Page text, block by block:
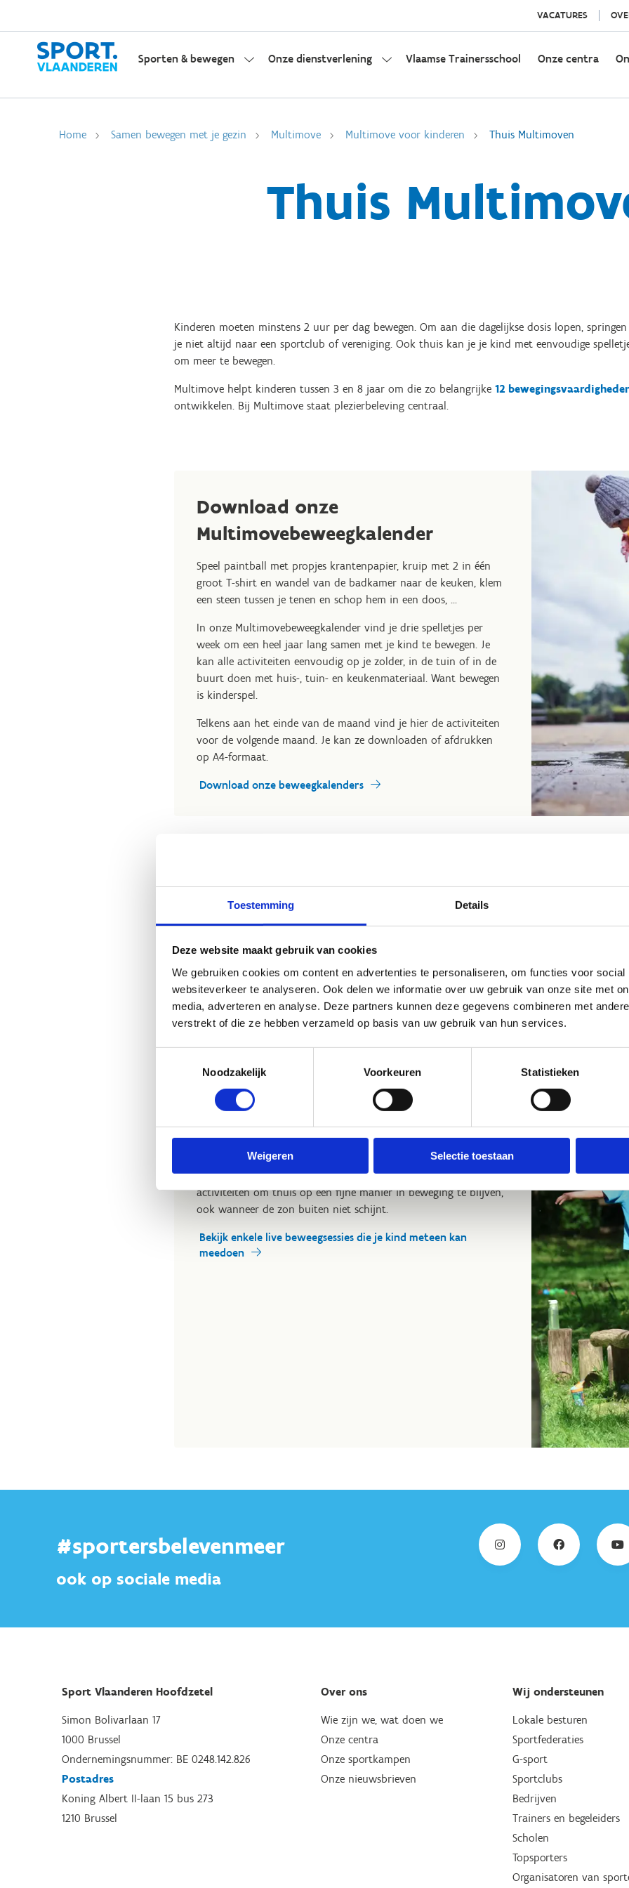
Toestemming Details
Deze website maakt gebruik van cookies
We gebruiken cookies om content en advertenties te personaliseren, om functies voor
websiteverkeer te analyseren. Ook delen we informatie over uw gebruik van onze site met
media, adverteren en analyse. Deze partners kunnen deze gegevens combineren met
verstrekt of die ze hebben verzameld op basis van uw gebruik van hun services.
Noodzakelijk
Voorkeuren Statistieken
Weigeren Selectie toestaan
VACATURES
Sporten & bewegen Onze dienstverlening Vlaamse Trainersschool Onze centra
Home Samen bewegen met je gezin Multimove Multimove voor kinderen Thuis Multimoven
Thuis
Kinderen moeten minstens 2 uur per dag bewegen. Om aan die dagelijkse dosis lopen,
je niet altijd naar een sportclub of vereniging. Ook thuis kan je je kind met eenvoudige
om meer te bewegen.
Multimove helpt kinderen tussen 3 en 8 jaar om die zo belangrijke 12
ontwikkelen. Bij Multimove staat plezierbeleving centraal.
Download onze
Multimovebeweegkalender
Speel paintball met propjes krantenpapier, kruip met 2 in één
groot T-shirt en wandel van de badkamer naar de keuken, klem
een steen tussen je tenen en schop hem in een doos, ...
In onze Multimovebeweegkalender vind je drie spelletjes per
week om een heel jaar lang samen met je kind te bewegen. Je
kan alle activiteiten eenvoudig op je zolder, in de tuin of in de
buurt doen met huis-, tuin- en keukenmateriaal. Want bewegen
is kinderspel.
Telkens aan het einde van de maand vind je hier de activiteiten
voor de volgende maand. Je kan ze downloaden of afdrukken
op A4-formaat.
Download onze beweegkalenders
Dans mee met het Multimovelied
helemaal uit de bol. Dan is de Multimovedans helemaal iets voor
jullie.
Dans mee met het Multimovelied
Tips voor ouders
Thuis multimoven? Op onze
geven we mama's
en papa's leuke tips, creatieve ideeën en (ont)spannende
activiteiten om thuis op een fijne manier in beweging te blijven,
ook wanneer de zon buiten niet schijnt.
Bekijk enkele live beweegsessies die je kind meteen kan
meedoen
#sportersbelevenmeer
ook op sociale media
Sport Vlaanderen Hoofdzetel
Simon Bolivarlaan 17
1000 Brussel
Ondernemingsnummer: BE 0248.142.826
Postadres
Koning Albert II-laan 15 bus 273
1210 Brussel
Over ons
Wie zijn we, wat doen we
Onze centra
Onze sportkampen
Onze nieuwsbrieven
Wij ondersteunen
Lokale besturen
Sportfederaties
G-sport
Sportclubs
Bedrijven
Trainers en begeleiders
Scholen
Topsporters
Organisatoren van